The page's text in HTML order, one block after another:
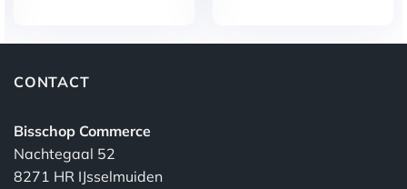
CONTACT
Bisschop Commerce
Nachtegaal 52
8271 HR IJsselmuiden